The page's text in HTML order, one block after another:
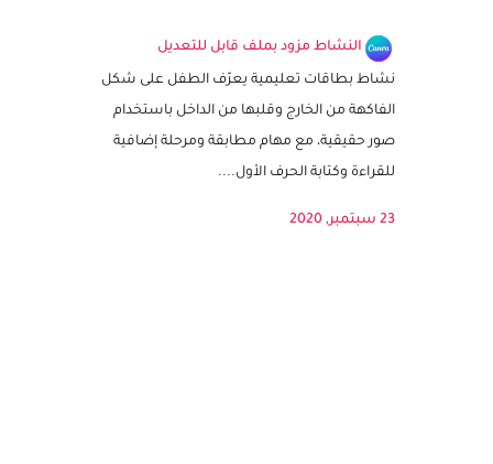
النشاط مزود بملف قابل للتعديل
نشاط بطاقات تعليمية يعرّف الطفل على شكل
الفاكهة من الخارج وقلبها من الداخل باستخدام
صور حقيقية، مع مهام مطابقة ومرحلة إضافية
للقراءة وكتابة الحرف الأول....